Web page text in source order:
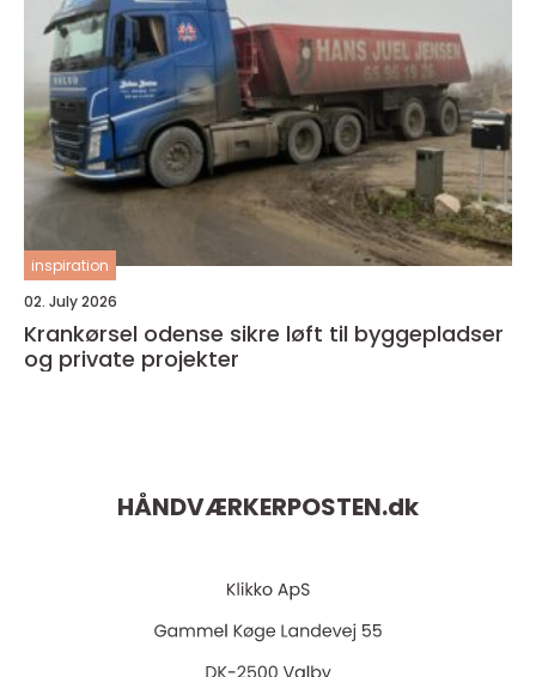
inspiration
02. July 2026
Krankørsel odense sikre løft til byggepladser
og private projekter
HÅNDVÆRKERPOSTEN.dk